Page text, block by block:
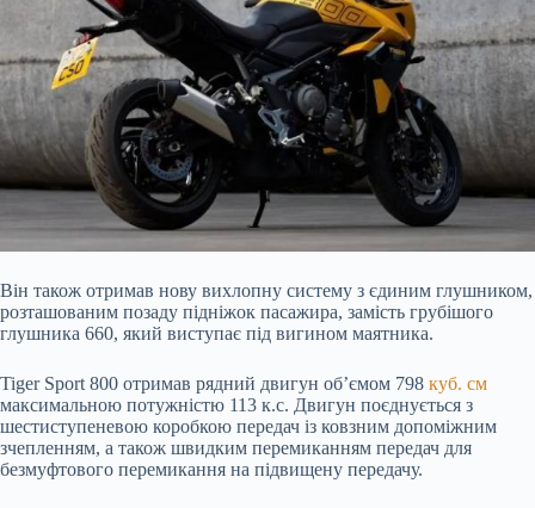
Він також отримав нову вихлопну систему з єдиним глушником,
розташованим позаду підніжок пасажира, замість грубішого
глушника 660, який виступає під вигином маятника.
Tiger Sport 800 отримав рядний двигун об’ємом 798 куб. см
максимальною потужністю 113 к.с. Двигун поєднується з
шестиступеневою коробкою передач із ковзним допоміжним
зчепленням, а також швидким перемиканням передач для
безмуфтового перемикання на підвищену передачу.